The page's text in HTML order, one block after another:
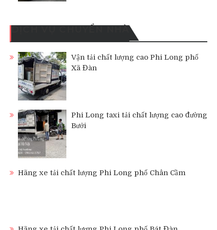
DỊCH VỤ CHUYỂN NHÀ
Vận tải chất lượng cao Phi Long phố
Xã Đàn
Phi Long taxi tải chất lượng cao đường
Bưởi
Hãng xe tải chất lượng Phi Long phố Chân Cầm